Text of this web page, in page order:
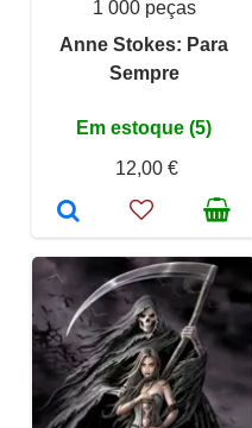
1 000 peças
Anne Stokes: Para
Sempre
Em estoque (5)
12,00 €